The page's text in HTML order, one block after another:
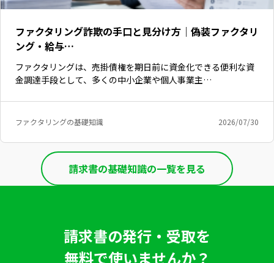
ファクタリング詐欺の手口と見分け方｜偽装ファクタリ
ング・給与…
ファクタリングは、売掛債権を期日前に資金化できる便利な資
金調達手段として、多くの中小企業や個人事業主…
ファクタリングの基礎知識 2026/07/30
請求書の基礎知識の一覧を見る
請求書の発行・受取を
無料で使いませんか？